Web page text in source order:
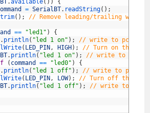
= SerialBT. readString( ) ;
trim( ) ; // Remove leading/trailing
== "led1" )
{
. println( "led 1 on" ) ;
// write to pc
( LED_PIN , HIGH) ;
// Turn on the LED
. println( "led 1 on" ) ;
// write to
( command == "led0" )
{
. println( "led 1 off" ) ;
// write to pc
( LED_PIN , LOW) ;
// Turn off the LED
. println( "led 1 off" ) ;
// write to